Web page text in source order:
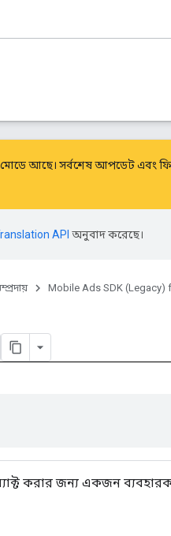
আছে। সর্বশেষ আপডেট এবং
API অনুবাদ করেছে।
Mobile Ads SDK (Legacy)
করার জন্য একজন